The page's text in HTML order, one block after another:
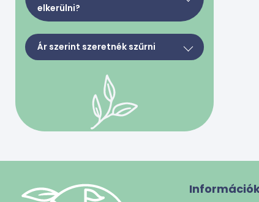
elkerülni?
Tej, tejkészítmények, tojás
bivalytej
kecsketej
tehéntej
búza
Ár szerint szeretnék szűrni